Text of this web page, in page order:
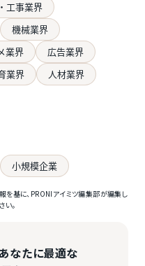
工事業界
機械業界
業界
広告業界
業界
人材業界
小規模企業
基に、PRONIアイミツ編集部が編集し
。
なたに最適な